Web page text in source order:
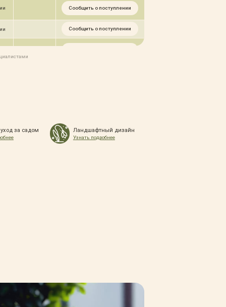
Сообщить о поступлении
Сообщить о поступлении
за садом Ландшафтный дизайн
Узнать подробнее